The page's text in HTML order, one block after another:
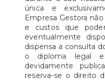
única e
Empresa Gestora
e custos que
eventualmente
dispensa a consulta
o diploma legal
devidamente
reserva-se o direito